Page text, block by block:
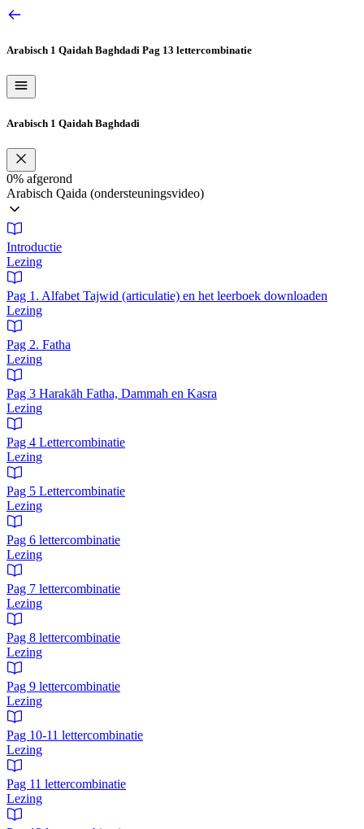
Ga
inhoud
Arabisch 1 Qaidah Baghdadi Pag 13 lettercombinatie
Arabisch 1 Qaidah Baghdadi
0% afgerond
Arabisch Qaida (ondersteuningsvideo)
Introductie
Lezing
Pag 1. Alfabet Tajwid (articulatie) en het leerboek downloaden
Lezing
Pag 2. Fatha
Lezing
Pag 3 Harakāh Fatha, Dammah en Kasra
Lezing
Pag 4 Lettercombinatie
Lezing
Pag 5 Lettercombinatie
Lezing
Pag 6 lettercombinatie
Lezing
Pag 7 lettercombinatie
Lezing
Pag 8 lettercombinatie
Lezing
Pag 9 lettercombinatie
Lezing
Pag 10-11 lettercombinatie
Lezing
Pag 11 lettercombinatie
Lezing